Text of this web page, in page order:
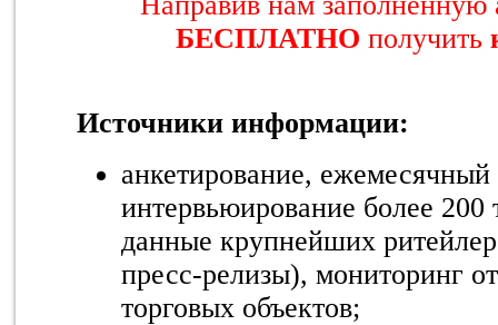
БЕСПЛАТНО получить
Источники информации:
анкетирование,
интервьюирование более 200
данные крупнейших
пресс-релизы), мониторинг
торговых объектов;